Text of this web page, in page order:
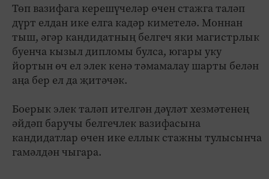
Төп вазифага керешүчеләр өчен стажга таләп
дүрт елдан ике елга кадәр киметелә. Моннан
тыш, әгәр кандидатның белгеч яки магистрлык
буенча кызыл дипломы булса, югары уку
йортын өч ел элек кенә тәмамалау шарты белән
аңа бер ел да җитәчәк.
Боерык элек таләп ителгән дәүләт хезмәтенең
әйдәп баручы белгечлек вазифасына
кандидатлар өчен ике еллык стажны тулысынча
гамәлдән чыгара.